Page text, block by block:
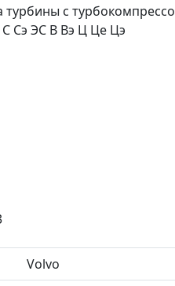
турбины с
Сэ ЭС В Вэ Ц Це Цэ
Volvo